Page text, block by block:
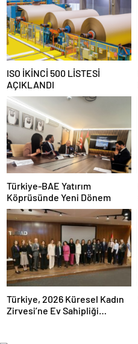
ISO İKİNCİ 500 LİSTESİ
AÇIKLANDI
Türkiye-BAE Yatırım
Köprüsünde Yeni Dönem
Türkiye, 2026 Küresel Kadın
Zirvesi’ne Ev Sahipliği